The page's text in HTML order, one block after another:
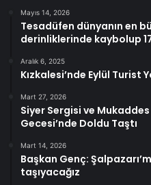
Mayıs 14, 2026
Tesadüfen dünyanın en
derinliklerinde kaybolup
Aralık 6, 2025
Kızkalesi’nde Eylül Turist
Mart 27, 2026
Siyer Sergisi ve
Gecesi’nde Doldu Taştı
Mart 14, 2026
Başkan Genç:
taşıyacağız